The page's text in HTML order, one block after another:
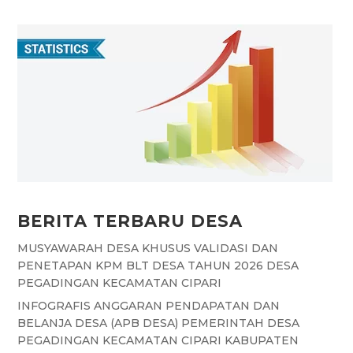
b
s
a
g
e
BERITA TERBARU DESA
MUSYAWARAH DESA KHUSUS VALIDASI DAN
PENETAPAN KPM BLT DESA TAHUN 2026 DESA
PEGADINGAN KECAMATAN CIPARI
INFOGRAFIS ANGGARAN PENDAPATAN DAN
BELANJA DESA (APB DESA) PEMERINTAH DESA
PEGADINGAN KECAMATAN CIPARI KABUPATEN